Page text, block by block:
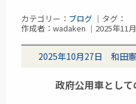
カテゴリー： ブログ ｜タグ：
作成者：wadaken ｜2025年11
2025年10月27日 和田
政府公用車とし